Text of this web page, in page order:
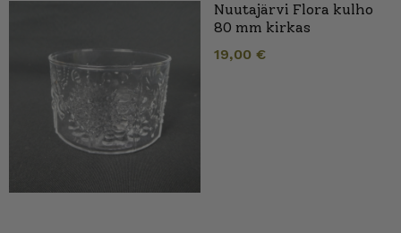
Nuutajärvi Flora kulho
80 mm kirkas
19,00 €